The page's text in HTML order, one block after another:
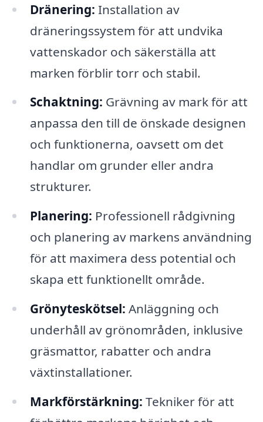
Dränering: Installation av
dräneringssystem för att undvika
vattenskador och säkerställa att
marken förblir torr och stabil.
Schaktning: Grävning av mark för att
anpassa den till de önskade designen
och funktionerna, oavsett om det
handlar om grunder eller andra
strukturer.
Planering: Professionell rådgivning
och planering av markens användning
för att maximera dess potential och
skapa ett funktionellt område.
Grönyteskötsel: Anläggning och
underhåll av grönområden, inklusive
gräsmattor, rabatter och andra
växtinstallationer.
Markförstärkning: Tekniker för att